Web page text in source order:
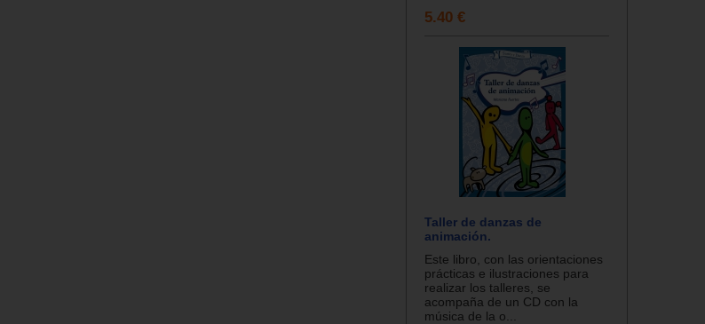
5.40 €
Taller de danzas de
animación.
Este libro, con las orientaciones
prácticas e ilustraciones para
realizar los talleres, se
acompaña de un CD con la
música de la o...